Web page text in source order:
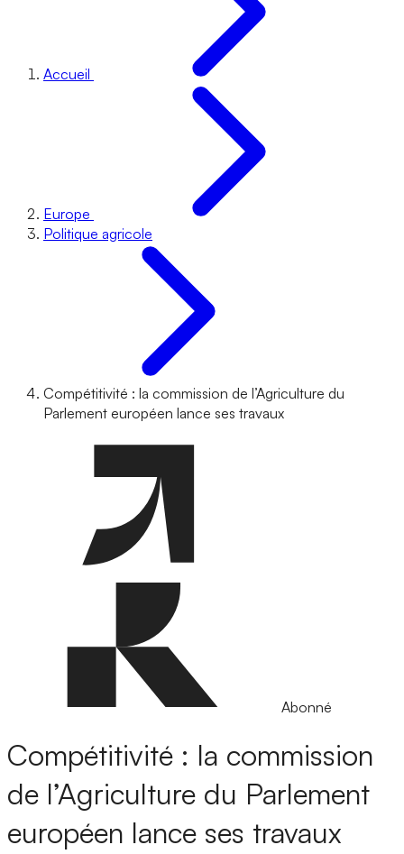
Accueil
Europe
Politique agricole
Compétitivité : la commission de l’Agriculture du
Parlement européen lance ses travaux
Abonné
Compétitivité : la commission
de l’Agriculture du Parlement
européen lance ses travaux